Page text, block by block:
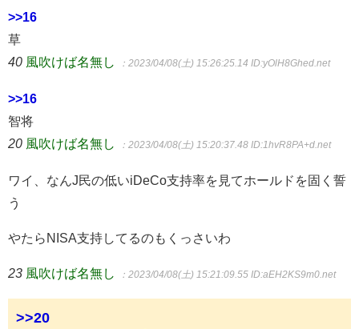
>>16
草
40 風吹けば名無し ：2023/04/08(土) 15:26:25.14 ID:yOlH8Ghed.net
>>16
智将
20 風吹けば名無し ：2023/04/08(土) 15:20:37.48 ID:1hvR8PA+d.net
ワイ、なんJ民の低いiDeCo支持率を見てホールドを固く誓
う
やたらNISA支持してるのもくっさいわ
23 風吹けば名無し ：2023/04/08(土) 15:21:09.55 ID:aEH2KS9m0.net
>>20